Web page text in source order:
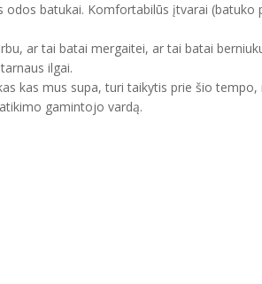
batukai. Komfortabilūs įtvarai
ar tai batai mergaitei, ar tai batai
ilgai.
kas mus supa, turi taikytis prie šio
gamintojo vardą.